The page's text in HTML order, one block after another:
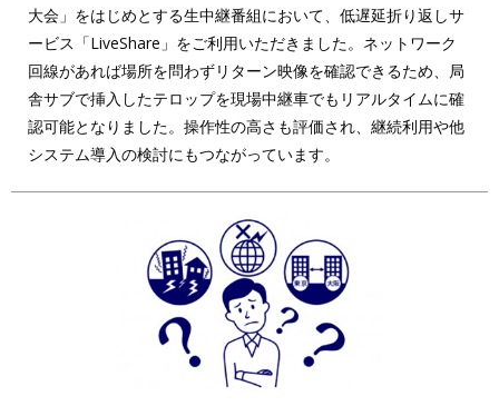
大会」をはじめとする生中継番組において、低遅延折り返しサ
ービス「LiveShare」をご利用いただきました。ネットワーク
回線があれば場所を問わずリターン映像を確認できるため、局
舎サブで挿入したテロップを現場中継車でもリアルタイムに確
認可能となりました。操作性の高さも評価され、継続利用や他
システム導入の検討にもつながっています。